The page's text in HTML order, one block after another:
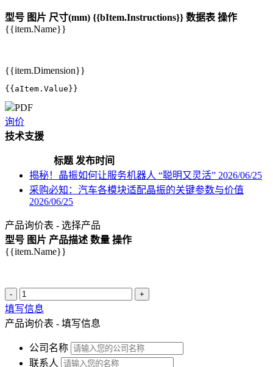
型号 图片 尺寸(mm) {{bItem.Instructions}} 数据表 操作
{{item.Name}}
{{item.Dimension}}
{{aItem.Value}}
PDF
询价
技术支援
标题 发布时间
揭秘！晶振如何让服务机器人 “聪明又灵活” 2026/06/25
采购必知：汽车各模块适配晶振的关键参数与价值
2026/06/25
产品询价表 - 选择产品
型号 图片 产品描述 数量 操作
{{item.Name}}
- +
填写信息
产品询价表 - 填写信息
公司名称
联系人